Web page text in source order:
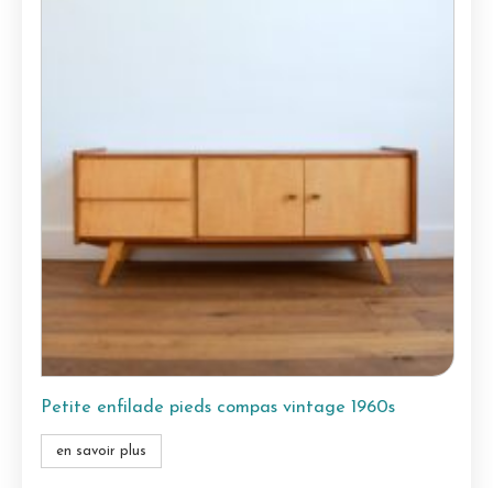
Petite enfilade pieds compas vintage 1960s
en savoir plus